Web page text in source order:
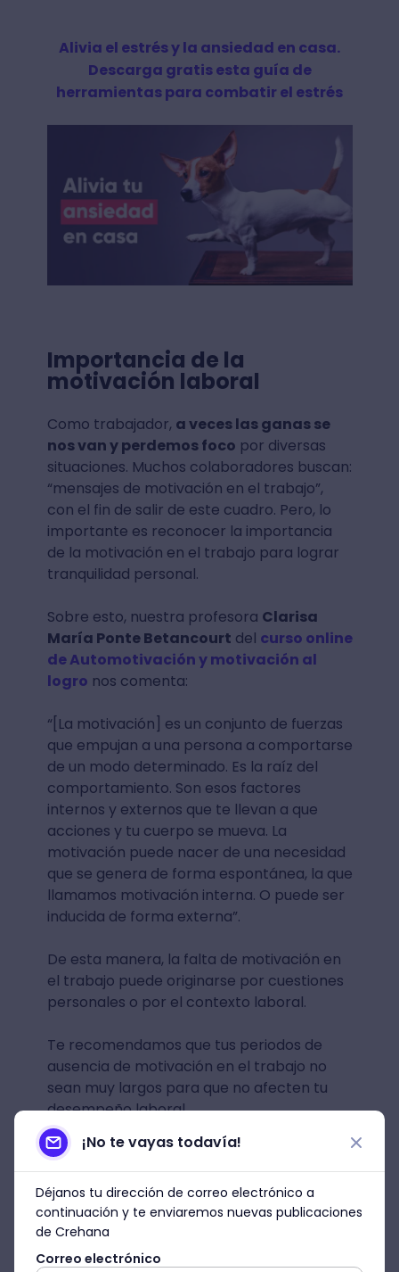
Alivia el estrés y la ansiedad en casa.
Descarga gratis esta guía de
herramientas para combatir el estrés
Importancia de la
motivación laboral
Como trabajador, a veces las ganas se
nos van y perdemos foco por diversas
situaciones. Muchos colaboradores buscan:
“mensajes de motivación en el trabajo”,
con el fin de salir de este cuadro. Pero, lo
importante es reconocer la importancia
de la motivación en el trabajo para lograr
tranquilidad personal.
Sobre esto, nuestra profesora Clarisa
María Ponte Betancourt del curso online
de Automotivación y motivación al
logro nos comenta:
“[La motivación] es un conjunto de fuerzas
que empujan a una persona a comportarse
de un modo determinado. Es la raíz del
comportamiento. Son esos factores
internos y externos que te llevan a que
acciones y tu cuerpo se mueva. La
motivación puede nacer de una necesidad
que se genera de forma espontánea, la que
llamamos motivación interna. O puede ser
inducida de forma externa”.
De esta manera, la falta de motivación en
el trabajo puede originarse por cuestiones
personales o por el contexto laboral.
Te recomendamos que tus periodos de
ausencia de motivación en el trabajo no
sean muy largos para que no afecten tu
desempeño laboral.
¡No te vayas todavía!
Déjanos tu dirección de correo electrónico a
continuación y te enviaremos nuevas publicaciones
de Crehana
Correo electrónico